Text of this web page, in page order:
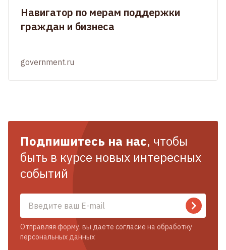
Навигатор по мерам поддержки
граждан и бизнеса
government.ru
Подпишитесь на нас, чтобы
быть в курсе новых интересных
событий
Отправляя форму, вы даете согласие на обработку
персональных данных